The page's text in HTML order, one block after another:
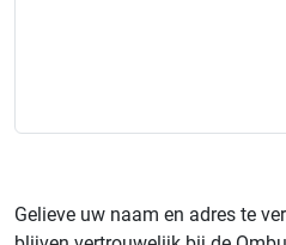
Gelieve uw naam en adres te